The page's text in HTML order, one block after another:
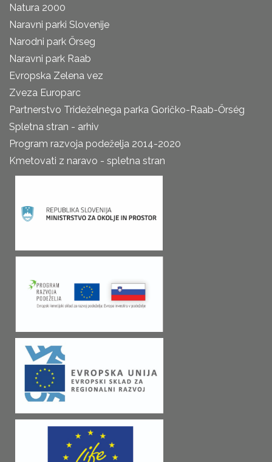
Natura 2000
Naravni parki Slovenije
Narodni park Őrseg
Naravni park Raab
Evropska Zelena vez
Zveza Europarc
Partnerstvo Trideželnega parka Goričko-Raab-Őrség
Spletna stran - arhiv
Program razvoja podeželja 2014-2020
Kmetovati z naravo - spletna stran